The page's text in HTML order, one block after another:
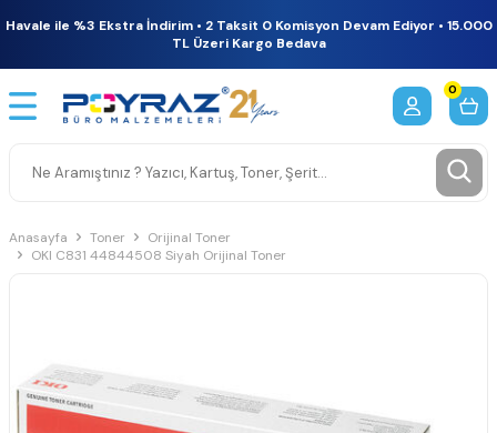
Havale ile %3 Ekstra İndirim • 2 Taksit 0 Komisyon Devam Ediyor • 15.000
TL Üzeri Kargo Bedava
0
Anasayfa Toner
Orijinal Toner
OKI C831 44844508 Siyah Orijinal Toner